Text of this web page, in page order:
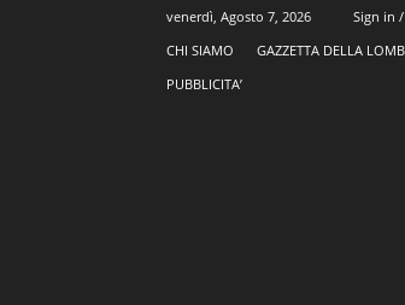
venerdì, Agosto 7, 2026
Sign in /
CHI SIAMO
GAZZETTA DELLA
PUBBLICITA’